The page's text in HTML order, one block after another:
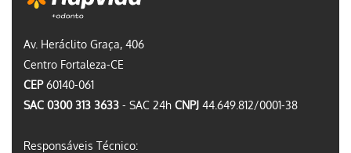
Av. Heráclito Graça, 406
Centro Fortaleza-CE
CEP60140-061
SAC 0300 313 3633 - SAC 24h CNPJ 44.649.812/0001-38
Responsáveis Técnico: